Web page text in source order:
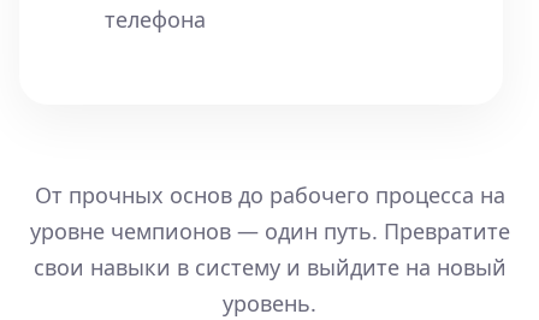
От прочных основ до рабочего процесса на
уровне чемпионов — один путь. Превратите
свои навыки в систему и выйдите на новый
уровень.
телефона